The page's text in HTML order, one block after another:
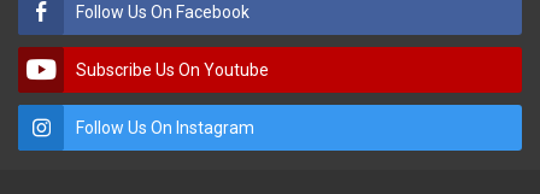
Follow Us On Facebook
Subscribe Us On Youtube
Follow Us On Instagram